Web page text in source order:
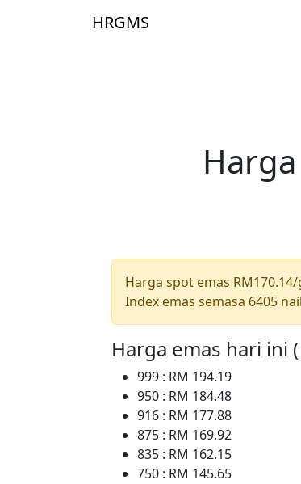
HRGMS
Harga spot emas
Index emas semasa 6405
Harga emas hari ini
999 : RM 194.19
950 : RM 184.48
916 : RM 177.88
875 : RM 169.92
835 : RM 162.15
750 : RM 145.65